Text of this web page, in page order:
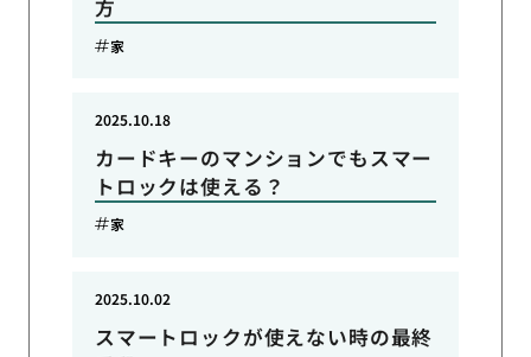
方
家
カードキーのマンションでもスマー
トロックは使える？
2025.10.18
家
スマートロックが使えない時の最終
2025.10.02